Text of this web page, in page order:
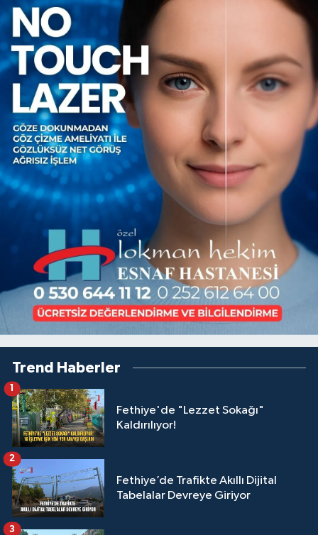
Trend Haberler
Fethiye'de "Lezzet Sokağı"
Kaldırılıyor!
1
Fethiye’de Trafikte Akıllı Dijital
Tabelalar Devreye Giriyor
2
3